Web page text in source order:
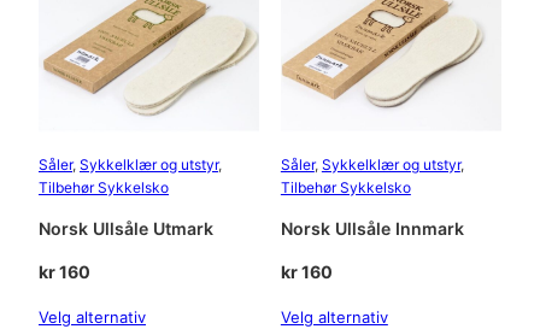
å
n
t
a
l
Såler, Sykkelklær og utstyr
Tilbehør Sykkelsko
Norsk Ullsåle Utmark
kr160
Velg alternativ
Såler, Sykkelklær og utstyr
Tilbehør Sykkelsko
Norsk Ullsåle Innmark
kr160
Velg alternativ